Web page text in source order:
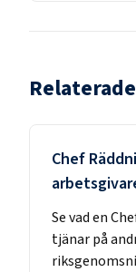
Chef
Se vad en
tjänar på